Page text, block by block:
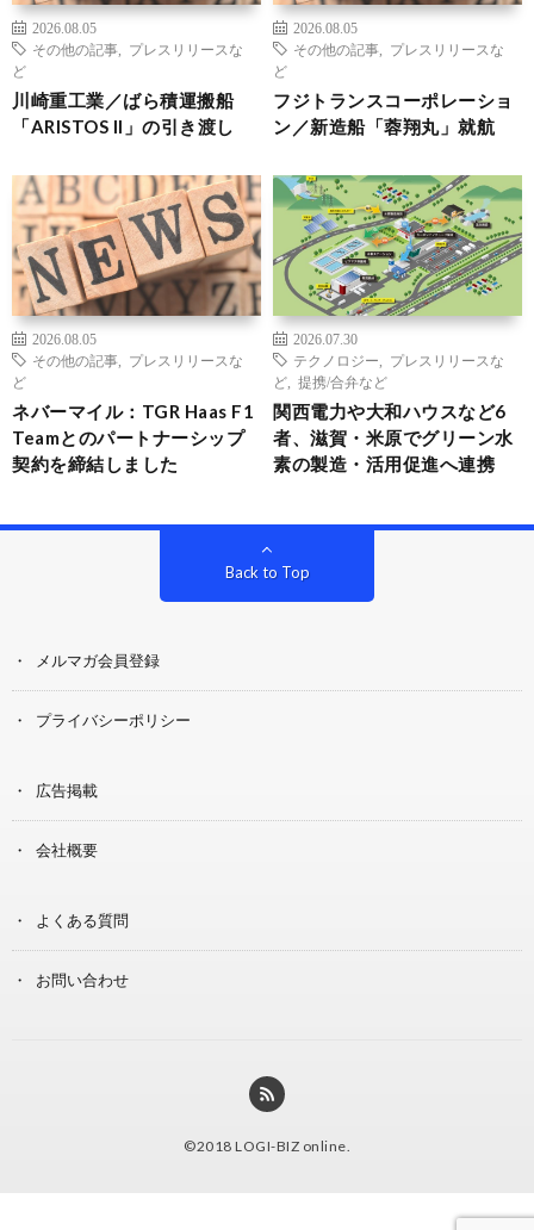
2026.08.05
その他の記事
プレスリリースな
ど
川崎重工業／ばら積運搬船
「ARISTOS II」の引き渡し
2026.08.05
その他の記事
プレスリリースな
ど
フジトランスコーポレーショ
ン／新造船「蓉翔丸」就航
2026.08.05
その他の記事
プレスリリースな
ど
ネバーマイル：TGR Haas F1
Teamとのパートナーシップ
契約を締結しました
2026.07.30
テクノロジー
プレスリリースな
ど
提携/合弁など
関西電力や大和ハウスなど6
者、滋賀・米原でグリーン水
素の製造・活用促進へ連携
Back to Top
メルマガ会員登録
プライバシーポリシー
広告掲載
会社概要
よくある質問
お問い合わせ
©2018 LOGI-BIZ online